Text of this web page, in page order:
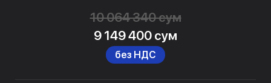
10 064 340 сум
9 149 400 сум
без НДС